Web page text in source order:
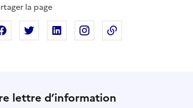
la page
Partager sur Facebook
Partager sur XPartager sur Linkedin
Partager sur Instagram
lettre d’information